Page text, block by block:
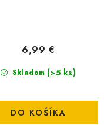
Skladom (>5 ks)
6,99 €
DO KOŠÍKA